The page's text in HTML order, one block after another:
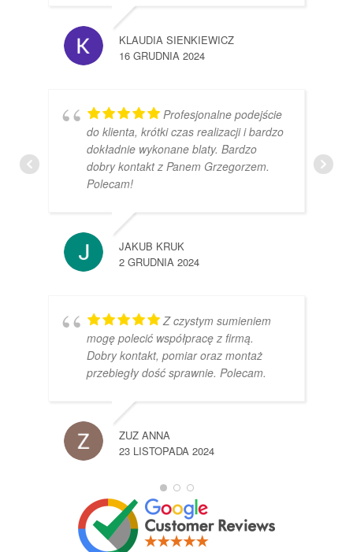
KLAUDIA SIENKIEWICZ
16 GRUDNIA 2024
Profesjonalne podejście
do klienta, krótki czas realizacji i bardzo
dokładnie wykonane blaty. Bardzo
dobry kontakt z Panem Grzegorzem.
Polecam!
JAKUB KRUK
2 GRUDNIA 2024
Z czystym sumieniem
mogę polecić współpracę z firmą.
Dobry kontakt, pomiar oraz montaż
przebiegły dość sprawnie. Polecam.
ZUZ ANNA
23 LISTOPADA 2024